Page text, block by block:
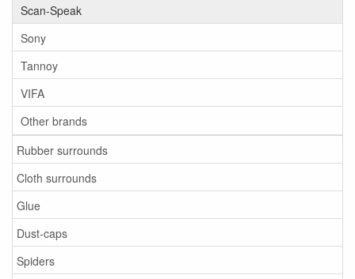
Scan-Speak
Sony
Tannoy
VIFA
Other brands
Rubber surrounds
Cloth surrounds
Glue
Dust-caps
Spiders